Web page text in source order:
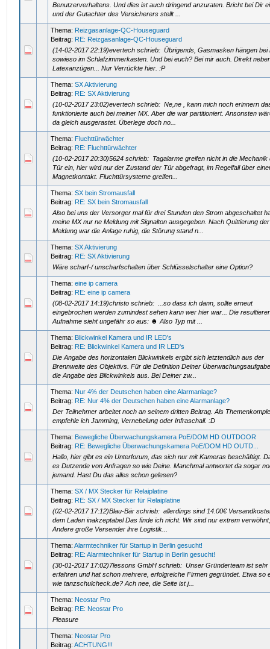
Benutzerverhaltens. Und dies ist auch dringend anzuraten. Bricht bei Dir
und der Gutachter des Versicherers stellt ...
Thema: Reizgasanlage-QC-Houseguard
Beitrag: RE: Reizgasanlage-QC-Houseguard
(14-02-2017 22:19)evertech schrieb: Übrigends, Gasmasken hängen bei
sowieso im Schlafzimmerkasten. Und bei euch? Bei mir auch. Direkt
Latexanzügen... Nur Verrückte hier. :P
Thema:SX Aktivierung
Beitrag: RE: SX Aktivierung
(10-02-2017 23:02)evertech schrieb: Ne,ne , kann mich noch erinnern
funktionierte auch bei meiner MX. Aber die war partitioniert. Ansonsten
da gleich ausgerastet. Überlege doch no...
Thema: Fluchttürwächter
Beitrag: RE: Fluchttürwächter
(10-02-2017 20:30)5624 schrieb: Tagalarme greifen nicht in die Mechanik
Tür ein, hier wird nur der Zustand der Tür abgefragt, im Regelfall über
Magnetkontakt. Fluchttürsysteme greifen...
Thema:SX bein Stromausfall
Beitrag: RE: SX bein Stromausfall
Also bei uns der Versorger mal für drei Stunden den Strom abgeschaltet
meine MX nur ne Meldung mit Signalton ausgegeben. Nach Quittierung der
Meldung war die Anlage ruhig, die Störung stand n...
Thema:SX Aktivierung
Beitrag: RE: SX Aktivierung
Wäre scharf-/ unscharfschalten über Schlüsselschalter eine Option?
Thema:eine ip camera
Beitrag: RE: eine ip camera
(08-02-2017 14:19)christo schrieb: ...so dass ich dann, sollte erneut
eingebrochen werden zumindest sehen kann wer hier war... Die
Aufnahme sieht ungefähr so aus: ☻ Also Typ mit ...
Thema: Blickwinkel Kamera und IR LED's
Beitrag: RE: Blickwinkel Kamera und IR LED's
Die Angabe des horizontalen Blickwinkels ergibt sich letztendlich aus der
Brennweite des Objektivs. Für die Definition Deiner
die Angabe des Blickwinkels aus. Bei Deiner zw...
Thema: Nur 4% der Deutschen haben eine Alarmanlage?
Beitrag: RE: Nur 4% der Deutschen haben eine Alarmanlage?
Der Teilnehmer arbeitet noch an seinem dritten Beitrag. Als
empfehle ich Jamming, Vernebelung oder Infraschall. :D
Thema: Bewegliche Überwachungskamera PoE/DOM HD OUTDOOR
Beitrag: RE: Bewegliche Überwachungskamera PoE/DOM HD OUTD...
Hallo, hier gibt es ein Unterforum, das sich nur mit Kameras beschäftigt.
es Dutzende von Anfragen so wie Deine. Manchmal antwortet da sogar
jemand. Hast Du das alles schon gelesen?
Thema:SX / MX Stecker für Relaiplatine
Beitrag: RE: SX / MX Stecker für Relaiplatine
(02-02-2017 17:12)Blau-Bär schrieb: allerdings sind 14.00€
dem Laden inakzeptabel Das finde ich nicht. Wir sind nur extrem
Andere große Versender ihre Logistik...
Thema:Alarmtechniker für Startup in Berlin gesucht!
Beitrag: RE: Alarmtechniker für Startup in Berlin gesucht!
(30-01-2017 17:02)7lessons GmbH schrieb: Unser Gründerteam ist sehr
erfahren und hat schon mehrere, erfolgreiche Firmen gegründet. Etwa so
wie tanzschulcheck.de? Ach nee, die Seite ist j...
Thema: Neostar Pro
Beitrag: RE: Neostar Pro
Pleasure
Thema: Neostar Pro
Beitrag:ACHTUNG!!!